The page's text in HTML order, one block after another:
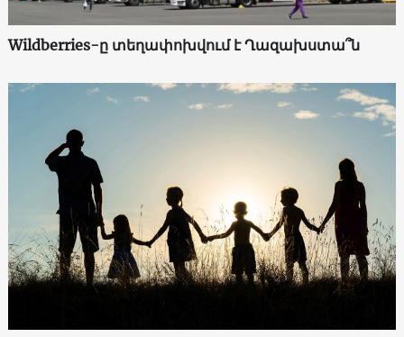
Wildberries-ը տեղափոխվում է Ղազախստա՞ն